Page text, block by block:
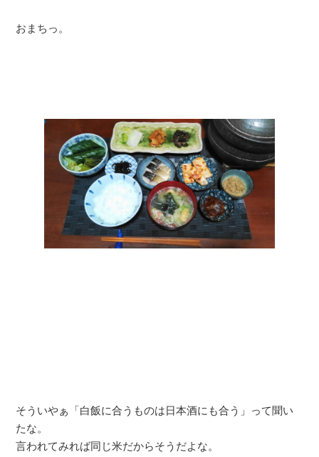
おまちっ。
そういやぁ「白飯に合うものは日本酒にも合う」って聞い
たな。
言われてみれば同じ米だからそうだよな。